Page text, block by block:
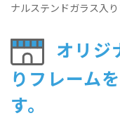
ナルステンドガラス入
オリジ
りフレーム
す。